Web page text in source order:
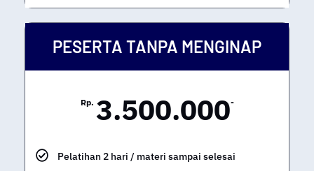
PESERTA TANPA MENGINAP
Rp. 3.500.000-
Pelatihan 2 hari / materi sampai selesai